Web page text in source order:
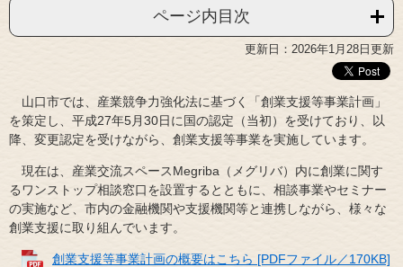
ページ内目次
更新日：2026年1月28日更新
山口市では、産業競争力強化法に基づく「創業支援等事業計画」
を策定し、平成27年5月30日に国の認定（当初）を受けており、以
降、変更認定を受けながら、創業支援等事業を実施しています。
現在は、産業交流スペースMegriba（メグリバ）内に創業に関す
るワンストップ相談窓口を設置するとともに、相談事業やセミナー
の実施など、市内の金融機関や支援機関等と連携しながら、様々な
創業支援に取り組んでいます。
創業支援等事業計画の概要はこちら [PDFファイル／170KB]